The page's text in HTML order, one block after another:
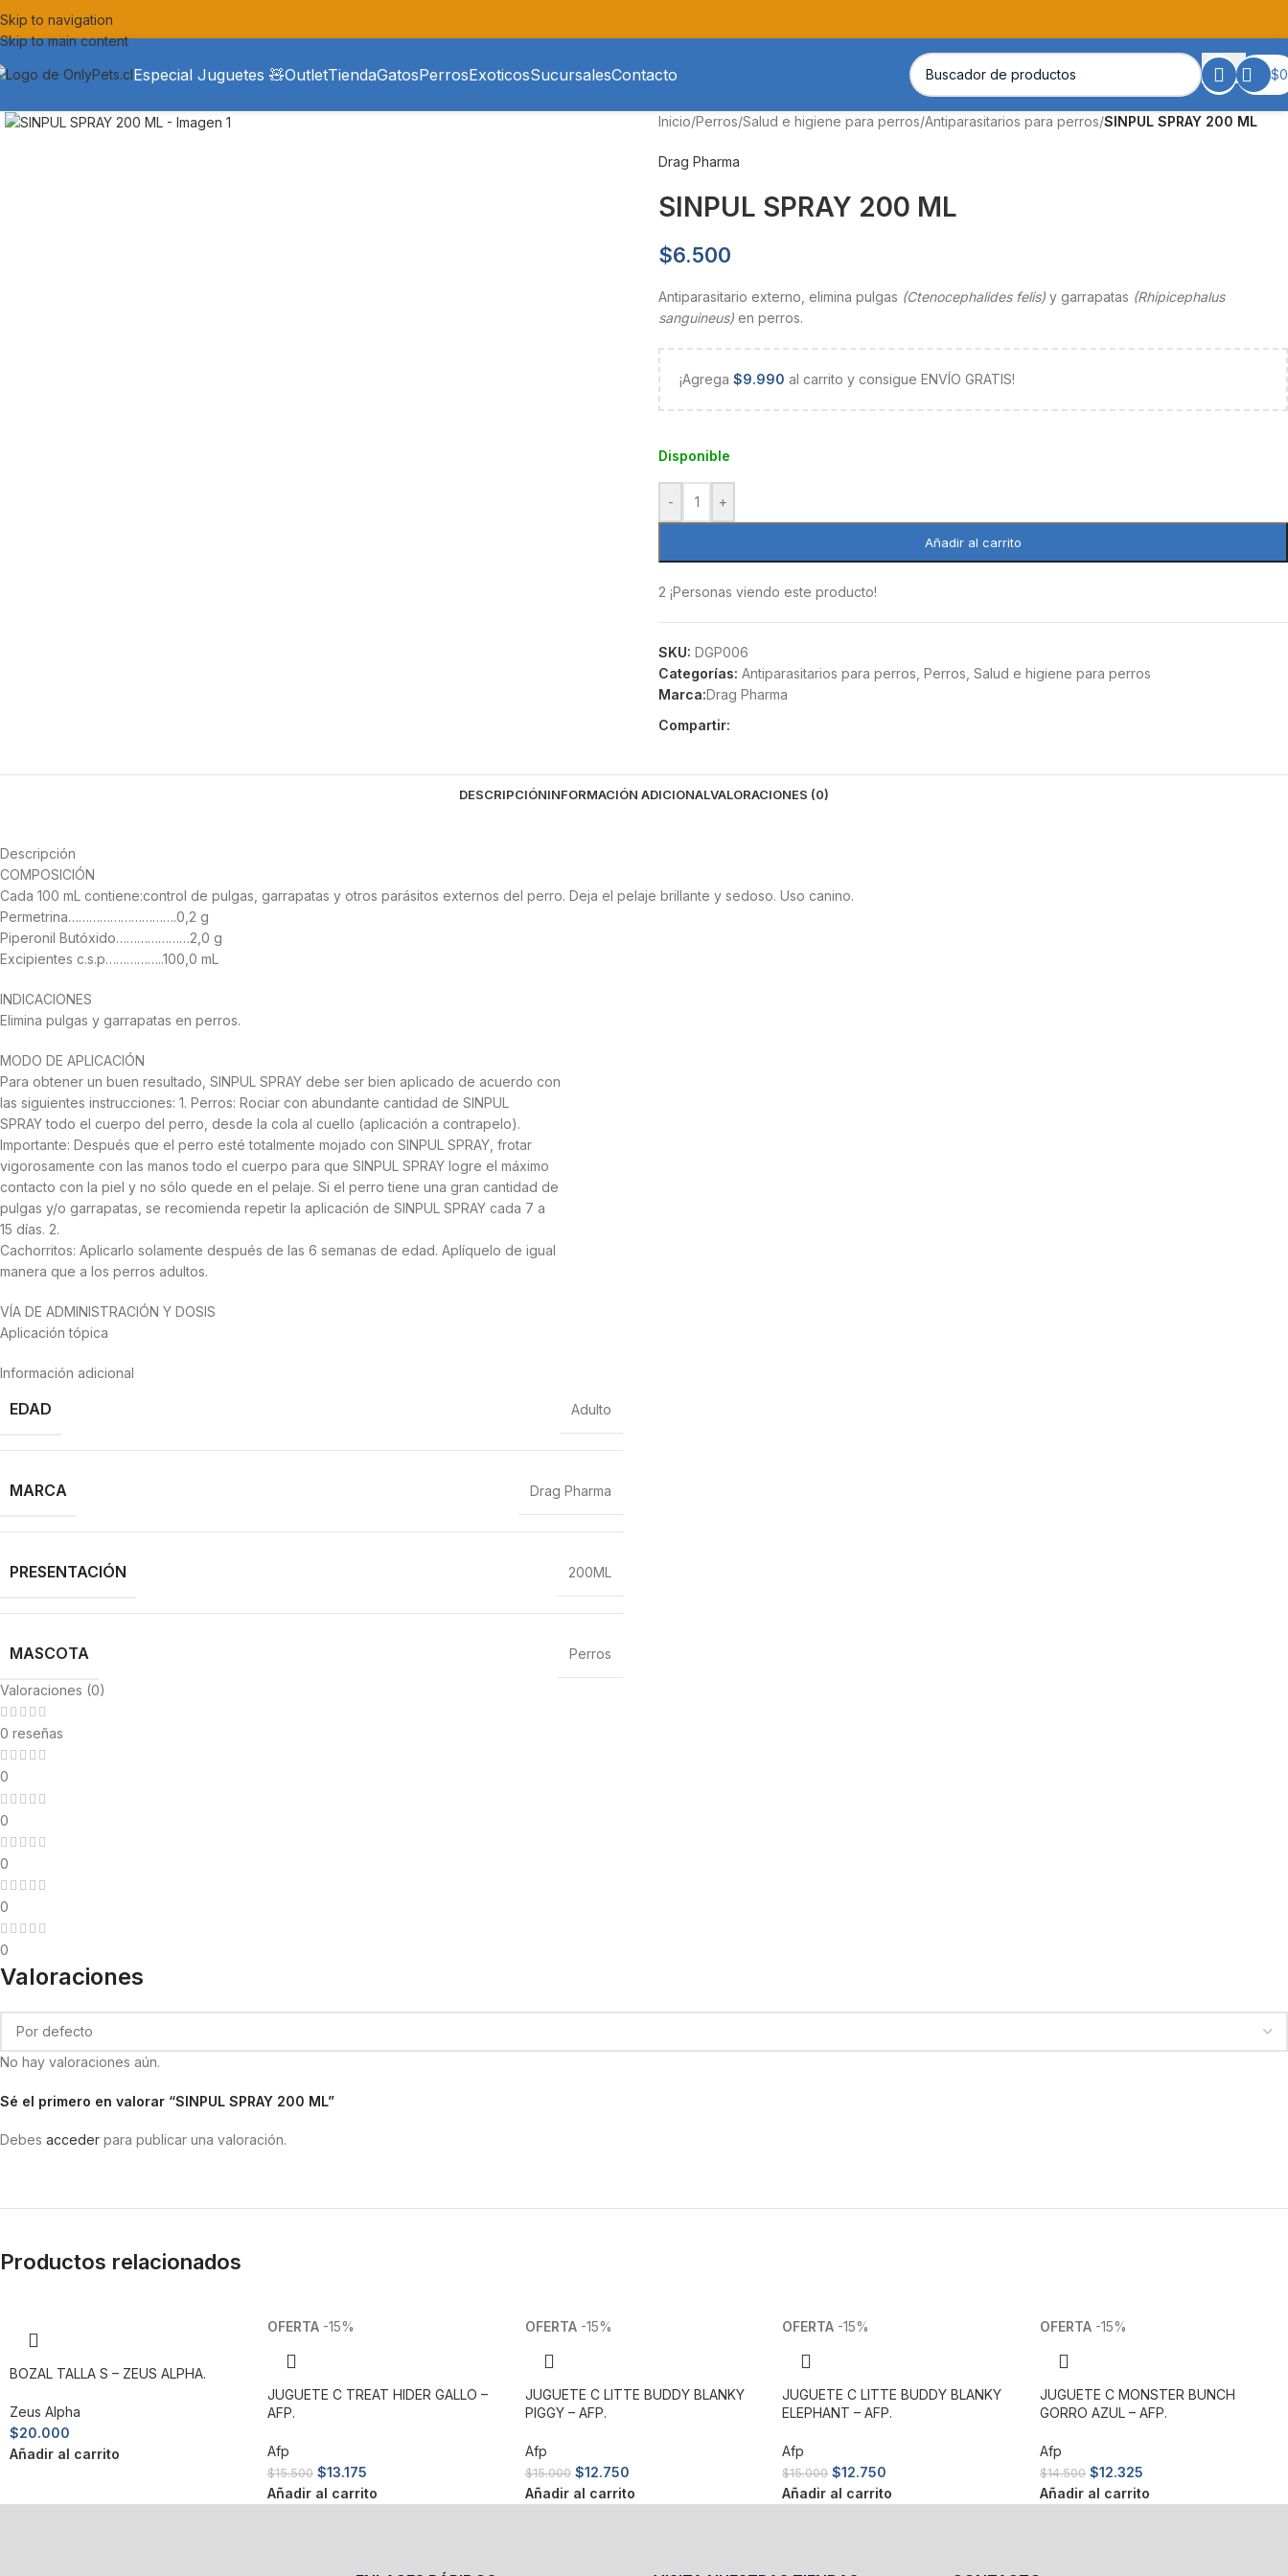
Skip to navigation
Skip to main content
Especial Juguetes 🧸OutletTiendaGatosPerrosExoticosSucursalesContacto $0
Inicio/Perros/Salud e higiene para perros/Antiparasitarios para perros/SINPUL SPRAY 200 ML
Drag Pharma
SINPUL SPRAY 200 ML
$6.500
Antiparasitario externo, elimina pulgas (Ctenocephalides felis) y garrapatas (Rhipicephalus
sanguineus) en perros.
¡Agrega $9.990 al carrito y consigue ENVÍO GRATIS!
Disponible
- +
Añadir al carrito
2 ¡Personas viendo este producto!
SKU: DGP006
Categorías: Antiparasitarios para perros Perros Salud e higiene para perros
Marca:Drag Pharma
Compartir:
DESCRIPCIÓNINFORMACIÓN ADICIONALVALORACIONES (0)
Descripción
COMPOSICIÓN
Cada 100 mL contiene:control de pulgas, garrapatas y otros parásitos externos del perro. Deja el pelaje brillante y sedoso. Uso canino.
Permetrina………………………….0,2 g
Piperonil Butóxido…………………2,0 g
Excipientes c.s.p……………..100,0 mL
INDICACIONES
Elimina pulgas y garrapatas en perros.
MODO DE APLICACIÓN
Para obtener un buen resultado, SINPUL SPRAY debe ser bien aplicado de acuerdo con
las siguientes instrucciones: 1. Perros: Rociar con abundante cantidad de SINPUL
SPRAY todo el cuerpo del perro, desde la cola al cuello (aplicación a contrapelo).
Importante: Después que el perro esté totalmente mojado con SINPUL SPRAY, frotar
vigorosamente con las manos todo el cuerpo para que SINPUL SPRAY logre el máximo
contacto con la piel y no sólo quede en el pelaje. Si el perro tiene una gran cantidad de
pulgas y/o garrapatas, se recomienda repetir la aplicación de SINPUL SPRAY cada 7 a
15 días. 2.
Cachorritos: Aplicarlo solamente después de las 6 semanas de edad. Aplíquelo de igual
manera que a los perros adultos.
VÍA DE ADMINISTRACIÓN Y DOSIS
Aplicación tópica
Información adicional
EDAD Adulto
MARCA Drag Pharma
PRESENTACIÓN 200ML
MASCOTA Perros
Valoraciones (0)
0 reseñas
0
0
0
0
0
Valoraciones
No hay valoraciones aún.
Sé el primero en valorar “SINPUL SPRAY 200 ML”
Debes acceder para publicar una valoración.
Productos relacionados
BOZAL TALLA S – ZEUS ALPHA.
Zeus Alpha
$20.000
Añadir al carrito
-15%
JUGUETE C TREAT HIDER GALLO –
AFP.
Afp
$15.500 $13.175
Añadir al carrito
-15%
JUGUETE C LITTE BUDDY BLANKY
PIGGY – AFP.
Afp
$15.000 $12.750
Añadir al carrito
-15%
JUGUETE C LITTE BUDDY BLANKY
ELEPHANT – AFP.
Afp
$15.000 $12.750
Añadir al carrito
-15%
JUGUETE C MONSTER BUNCH
GORRO AZUL – AFP.
Afp
$14.500 $12.325
Añadir al carrito